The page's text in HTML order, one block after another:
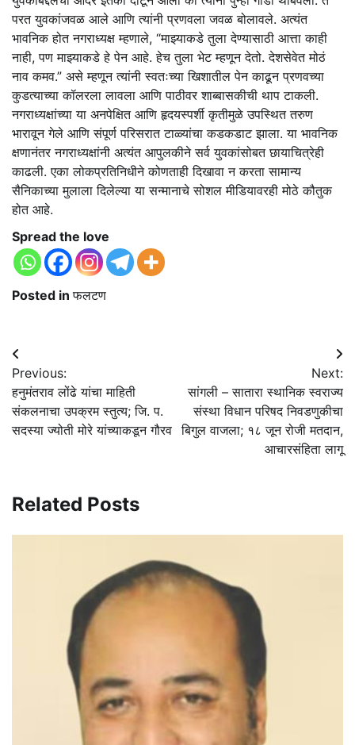
परत युवकांजवळ आले आणि त्यांनी प्रणवला जवळ बोलावले. अत्यंत
भावनिक होत नगराध्यक्ष म्हणाले, “माझ्याकडे तुला देण्यासाठी आत्ता काही
नाही, पण माझ्याकडे हे पेन आहे. हेच तुला भेट म्हणून देतो. देशसेवेत मोठं
नाव कमव.” असे म्हणून त्यांनी स्वतःच्या खिशातील पेन काढून प्रणवच्या
कुडत्याच्या कॉलरला लावला आणि पाठीवर शाब्बासकीची थाप टाकली.
नगराध्यक्षांच्या या अनपेक्षित आणि हृदयस्पर्शी कृतीमुळे उपस्थित तरुण
भारावून गेले आणि संपूर्ण परिसरात टाळ्यांचा कडकडाट झाला. या भावनिक
क्षणानंतर नगराध्यक्षांनी अत्यंत आपुलकीने सर्व युवकांसोबत छायाचित्रेही
काढली. एका लोकप्रतिनिधीने कोणताही दिखावा न करता सामान्य
सैनिकाच्या मुलाला दिलेल्या या सन्मानाचे सोशल मीडियावरही मोठे कौतुक
होत आहे.
Spread the love
Posted inफलटण
Post
navigation
Previous:
हनुमंतराव लोंढे यांचा माहिती
संकलनाचा उपक्रम स्तुत्य; जि. प.
सदस्या ज्योती मोरे यांच्याकडून गौरव
Next:
सांगली – सातारा स्थानिक स्वराज्य
संस्था विधान परिषद निवडणुकीचा
बिगुल वाजला; १८ जून रोजी मतदान,
आचारसंहिता लागू
Related Posts